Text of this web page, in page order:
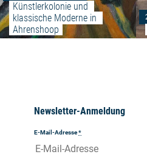
Künstlerkolonie und
klassische Moderne in
Ahrenshoop
Newsletter-Anmeldung
E-Mail-Adresse*